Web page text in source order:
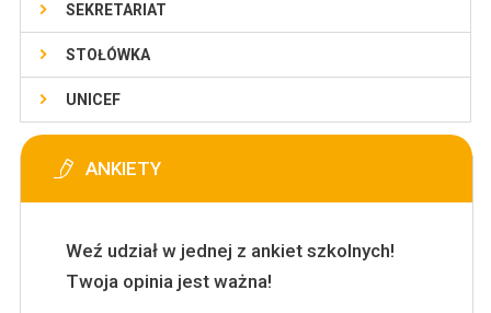
SEKRETARIAT
STOŁÓWKA
UNICEF
ANKIETY
Weź udział w jednej z ankiet szkolnych!
Twoja opinia jest ważna!